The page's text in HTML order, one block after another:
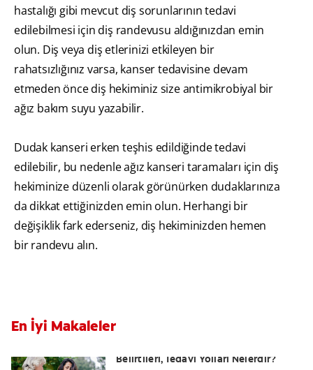
hastalığı gibi mevcut diş sorunlarının tedavi
edilebilmesi için diş randevusu aldığınızdan emin
olun. Diş veya diş etlerinizi etkileyen bir
rahatsızlığınız varsa, kanser tedavisine devam
etmeden önce diş hekiminiz size antimikrobiyal bir
ağız bakım suyu yazabilir.
Dudak kanseri erken teşhis edildiğinde tedavi
edilebilir, bu nedenle ağız kanseri taramaları için diş
hekiminize düzenli olarak görünürken dudaklarınıza
da dikkat ettiğinizden emin olun. Herhangi bir
değişiklik fark ederseniz, diş hekiminizden hemen
bir randevu alın.
En İyi Makaleler
Belirtileri, Tedavi Yolları Nelerdir?